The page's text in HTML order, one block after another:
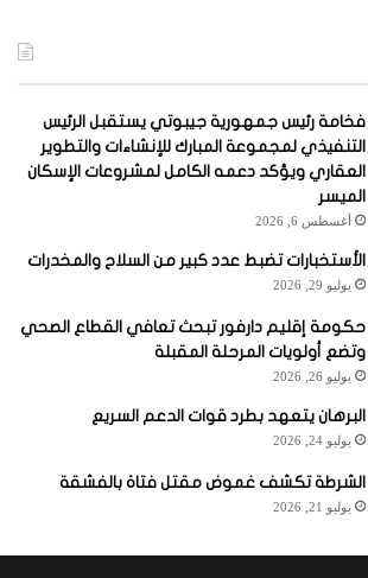
فخامة رئيس جمهورية جيبوتي يستقبل الرئيس
التنفيذي لمجموعة المبارك للإنشاءات والتطوير
العقاري ويؤكد دعمه الكامل لمشروعات الإسكان
الميسر
أغسطس 6, 2026
الأستخبارات تضبط عدد كبير من السلاح والمخدرات
يوليو 29, 2026
حكومة إقليم دارفور تبحث تعافي القطاع الصحي
وتضع أولويات المرحلة المقبلة
يوليو 26, 2026
البرهان يتعهد بطرد قوات الدعم السريع
يوليو 24, 2026
الشرطة تكشف غموض مقتل فتاة بالفشقة
يوليو 21, 2026